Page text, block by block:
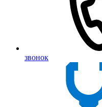
звонок